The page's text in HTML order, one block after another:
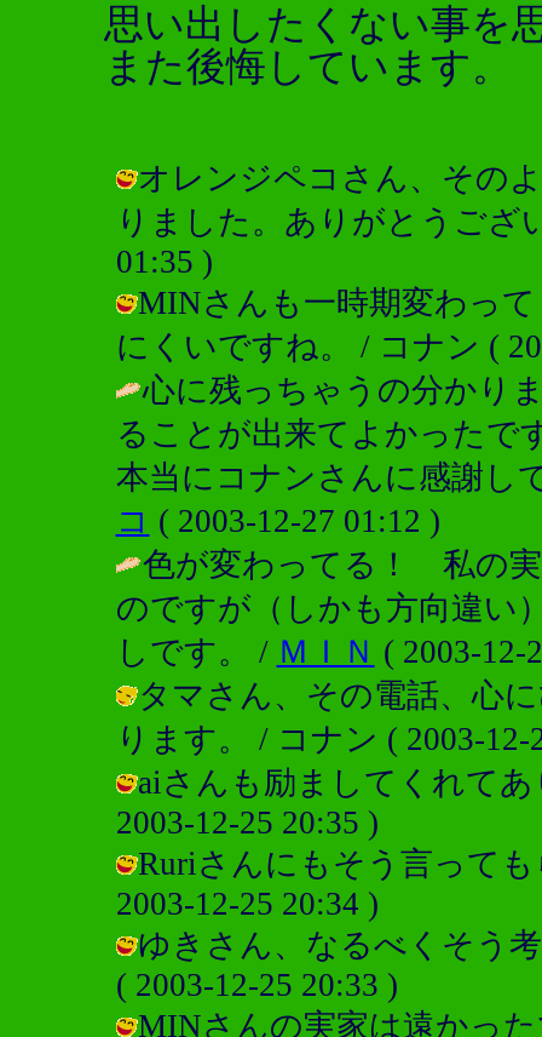
思い出したくない事を
また後悔しています。
オレンジペコさん、その
りました。ありがとうござ
01:35 )
MINさんも一時期変わっ
にくいですね。 / コナン (
心に残っちゃうの分かり
ることが出来てよかったで
本当にコナンさんに感謝し
コ ( 2003-12-27 01:12 )
色が変わってる！ 私の
のですが（しかも方向違い
しです。 / ＭＩＮ ( 2003-12-
タマさん、その電話、心
ります。 / コナン ( 2003-12-
aiさんも励ましてくれて
2003-12-25 20:35 )
Ruriさんにもそう言って
2003-12-25 20:34 )
ゆきさん、なるべくそう
( 2003-12-25 20:33 )
MINさんの実家は遠かっ